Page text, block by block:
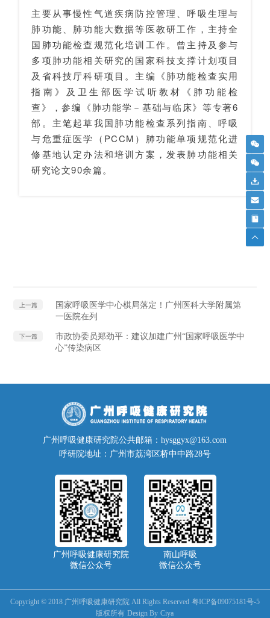
主要从事慢性气道疾病防控管理、呼吸生理与
肺功能、肺功能大数据等医教研工作，主持全
国肺功能检查规范化培训工作。曾主持及参与
多项肺功能相关研究的国家科技支撑计划项目
及省科技厅科研项目。主编《肺功能检查实用
指南》及卫生部医学试听教材《肺功能检
查》，参编《肺功能学－基础与临床》等专著6
部。主笔起草我国肺功能检查系列指南、呼吸
与危重症医学（PCCM）肺功能单项规范化进
修基地认定办法和培训方案，发表肺功能相关
研究论文90余篇。
上一篇
国家呼吸医学中心棋局落定！广州医科大学附属第
一医院在列
下一篇
市政协委员郑劲平：建议加建广州“国家呼吸医学中
心”传染病区
广州呼吸健康研究院公共邮箱：hysggyx@163.com
呼研院地址：广州市荔湾区桥中中路28号
广州呼吸健康研究院
微信公众号
南山呼吸
微信公众号
Copyright © 2018 广州呼吸健康研究院 All Rights Reserved 粤ICP备09075181号-5
版权所有 Design By Ciya